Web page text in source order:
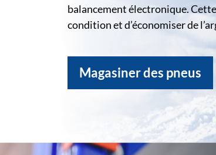
balancement électronique.
condition et d’économiser de
Magasiner des pneus